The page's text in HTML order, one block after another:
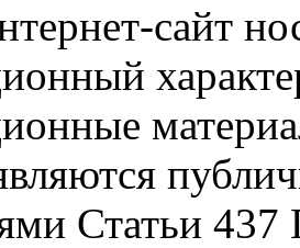
сайт
Статьи 437